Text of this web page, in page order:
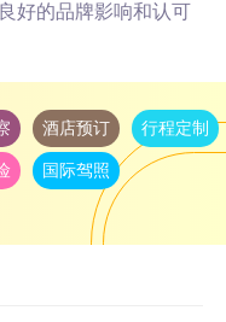
好的品牌影响和认可
酒店预订 行程定制
国际驾照